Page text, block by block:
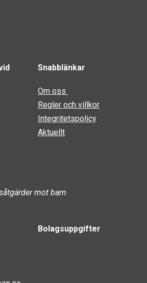
Snabblänkar
Om oss
Regler och villkor
Integritetspolicy
Aktuellt
mot barn
Bolagsuppgifter